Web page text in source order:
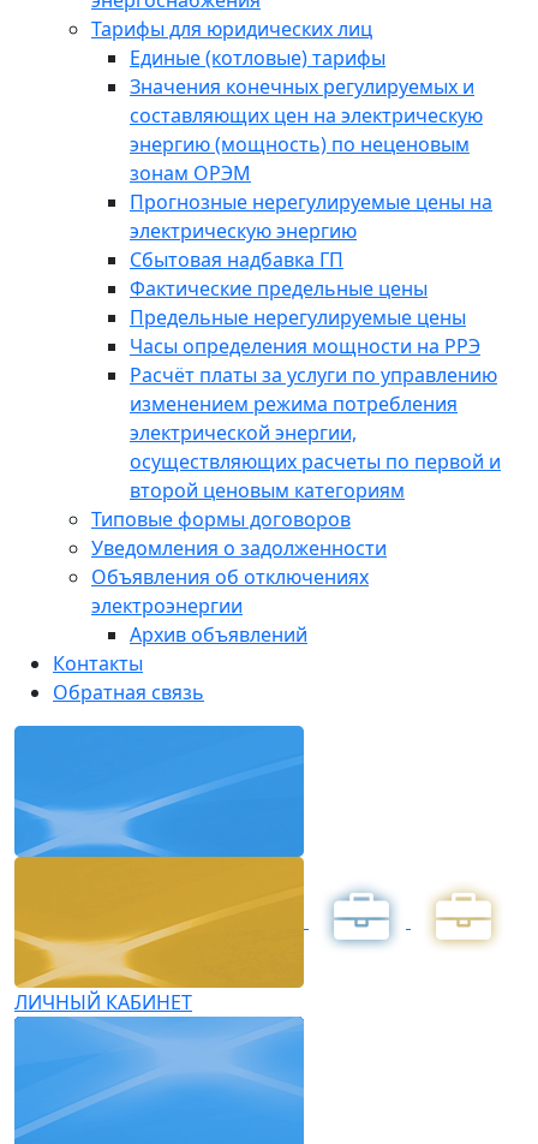
Тарифы для юридических лиц
Единые (котловые) тарифы
Значения конечных регулируемых и
составляющих цен на электрическую
энергию (мощность) по неценовым
зонам ОРЭМ
Прогнозные нерегулируемые цены на
электрическую энергию
Сбытовая надбавка ГП
Фактические предельные цены
Предельные нерегулируемые цены
Часы определения мощности на РРЭ
Расчёт платы за услуги по управлению
изменением режима потребления
электрической энергии,
осуществляющих расчеты по первой и
второй ценовым категориям
Типовые формы договоров
Уведомления о задолженности
Объявления об отключениях
электроэнергии
Архив объявлений
Контакты
Обратная связь
ЛИЧНЫЙ КАБИНЕТ